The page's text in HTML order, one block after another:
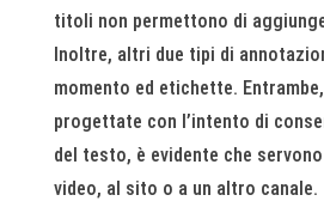
titoli non permettono di
Inoltre, altri due tipi di
momento ed etichette.
progettate con l’intento di
del testo, è evidente che
video, al sito o a un altro canale.